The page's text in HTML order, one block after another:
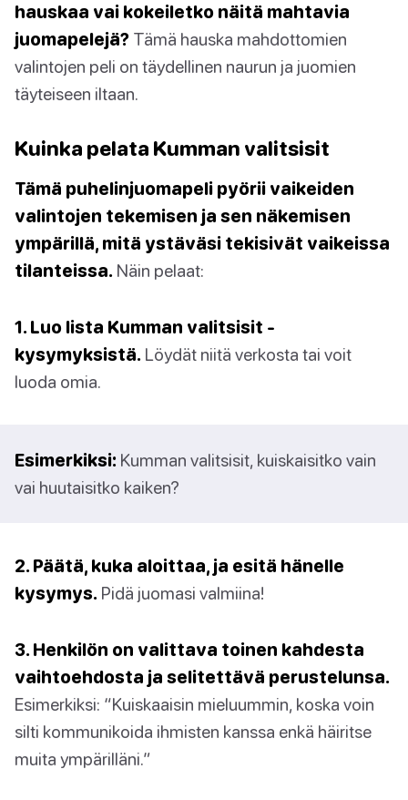
hauskaa vai kokeiletko näitä mahtavia
juomapelejä? Tämä hauska mahdottomien
valintojen peli on täydellinen naurun ja juomien
täyteiseen iltaan.
Kuinka pelata Kumman valitsisit
Tämä puhelinjuomapeli pyörii vaikeiden
valintojen tekemisen ja sen näkemisen
ympärillä, mitä ystäväsi tekisivät vaikeissa
tilanteissa. Näin pelaat:
1. Luo lista Kumman valitsisit -
kysymyksistä. Löydät niitä verkosta tai voit
luoda omia.
Esimerkiksi: Kumman valitsisit, kuiskaisitko vain
vai huutaisitko kaiken?
2. Päätä, kuka aloittaa, ja esitä hänelle
kysymys. Pidä juomasi valmiina!
3. Henkilön on valittava toinen kahdesta
vaihtoehdosta ja selitettävä perustelunsa.
Esimerkiksi: “Kuiskaaisin mieluummin, koska voin
silti kommunikoida ihmisten kanssa enkä häiritse
muita ympärilläni.”